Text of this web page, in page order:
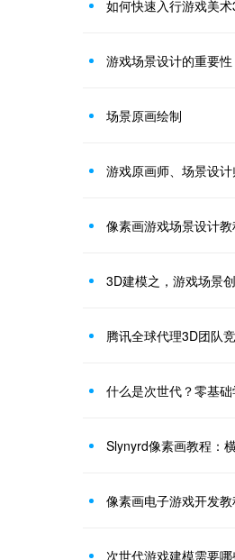
如何快速入行游戏美
游戏场景设计的重要性
场景原画绘制
游戏原画师、场景设
像素画游戏场景设计
3D建模之，游戏场景
腾讯全球代理3D团队
什么是次世代？零基
Slynyrd像素画教程：
像素画电子游戏开发
次世代游戏建模需要